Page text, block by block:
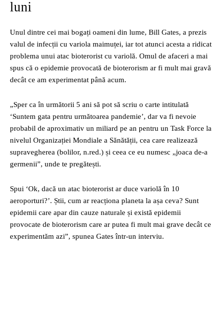
luni
Unul dintre cei mai bogați oameni din lume, Bill Gates, a prezis
valul de infecții cu variola maimuței, iar tot atunci acesta a ridicat
problema unui atac bioterorist cu variolă. Omul de afaceri a mai
spus că o epidemie provocată de bioterorism ar fi mult mai gravă
decât ce am experimentat până acum.
„Sper ca în următorii 5 ani să pot să scriu o carte intitulată
‘Suntem gata pentru următoarea pandemie’, dar va fi nevoie
probabil de aproximativ un miliard pe an pentru un Task Force la
nivelul Organizației Mondiale a Sănătății, cea care realizează
supravegherea (bolilor, n.red.) și ceea ce eu numesc „joaca de-a
germenii”, unde te pregătești.
Spui ‘Ok, dacă un atac bioterorist ar duce variolă în 10
aeroporturi?’. Știi, cum ar reacționa planeta la așa ceva? Sunt
epidemii care apar din cauze naturale și există epidemii
provocate de bioterorism care ar putea fi mult mai grave decât ce
experimentăm azi”, spunea Gates într-un interviu.